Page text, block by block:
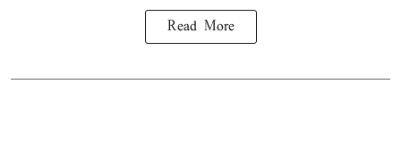
Read More